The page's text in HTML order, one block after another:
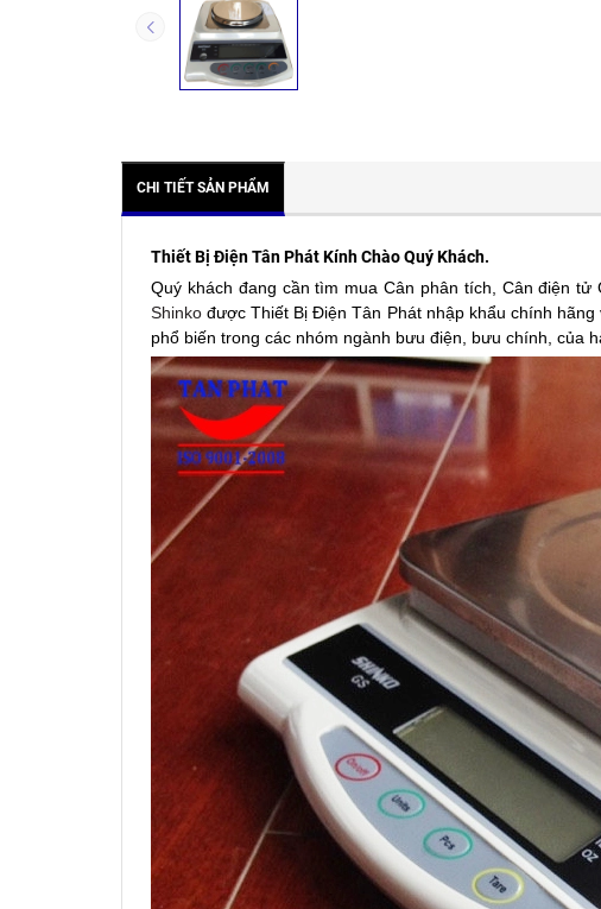
CHI TIẾT SẢN PHẨM
Thiết Bị Điện Tân Phát Kính Chào Quý Khách.
Quý khách đang cần tìm mua Cân phân tích, Cân điện
Shinko được Thiết Bị Điện Tân Phát nhập khẩu chính
phổ biến trong các nhóm ngành bưu điện, bưu chính, của